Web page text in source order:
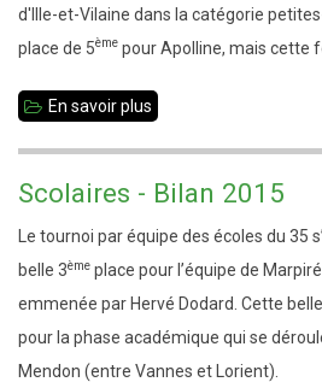
d'Ille-et-Vilaine dans la catégorie
place de 5ème pour Apolline, mais cette
En savoir plus
le
Top
5
!
Scolaires - Bilan 2015
Le tournoi par équipe des écoles du 35
belle 3ème place pour l’équipe de
emmenée par Hervé Dodard. Cette
pour la phase académique qui se
Mendon (entre Vannes et Lorient).